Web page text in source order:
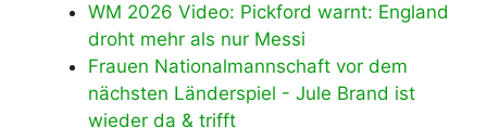
WM 2026 Video: Pickford warnt: England
droht mehr als nur Messi
Frauen Nationalmannschaft vor dem
nächsten Länderspiel - Jule Brand ist
wieder da & trifft